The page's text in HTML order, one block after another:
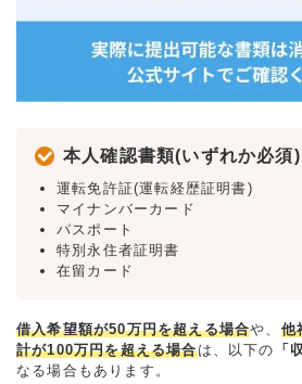
本人確認書類(いずれか必須)
運転免許証(運転経歴証明書)
マイナンバーカード
パスポート
特別永住者証明書
在留カード
借入希望額が50万円を超える場合や、 他
計が100万円を超える場合は、以下の 「
なる場合もあります。